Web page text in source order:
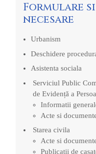
Formulare
necesare
Urbanism
Deschidere
Asistenta sociala
Serviciul Public
de Evidență a
Informatii
Acte si
Starea civila
Acte si
Publicații de